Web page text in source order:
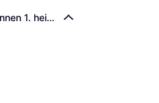
1. heinäkuuta 2025)